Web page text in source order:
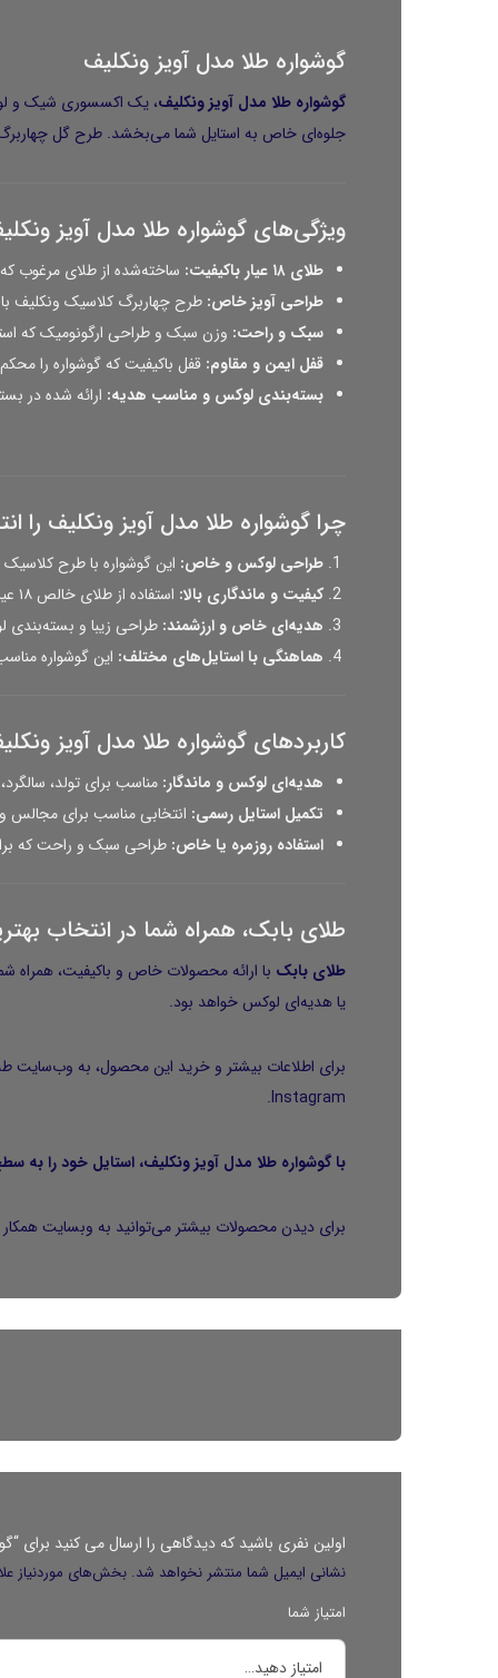
گوشواره طلا مدل آویز ونکلیف
گوشواره طلا مدل آویز ونکلیف، یک اکسسوری شیک و
جلوه‌ای خاص به استایل شما می‌بخشد. طرح گل چهاربرگ
ویژگی‌های گوشواره طلا مدل آویز
طلای ۱۸ عیار باکیفیت:
ساخته‌شده از طلای مرغوب
طراحی آویز خاص: طرح چهاربرگ کلاسیک ونکلیف
سبک و راحت: وزن سبک و طراحی ارگونومیک که
قفل ایمن و مقاوم: قفل باکیفیت که گوشواره را
بسته‌بندی لوکس و مناسب هدیه: ارائه شده در
چرا گوشواره طلا مدل آویز ونکلیف را
طراحی لوکس و خاص: این گوشواره با طرح
کیفیت و ماندگاری بالا: استفاده از طلای خالص ۱۸ عیار، دوام و جذابیت این گوشواره را تضمین می‌کند.
هدیه‌ای خاص و ارزشمند: طراحی زیبا و بسته‌بندی
هماهنگی با استایل‌های مختلف: این گوشواره
کاربردهای گوشواره طلا مدل آویز
هدیه‌ای لوکس و ماندگار: مناسب برای تولد،
تکمیل استایل رسمی: انتخابی مناسب برای مجالس
استفاده روزمره یا خاص: طراحی سبک و راحت که
طلای بابک، همراه شما در انتخاب
طلای بابک با ارائه محصولات خاص و باکیفیت،
یا هدیه‌ای لوکس خواهد بود.
برای اطلاعات بیشتر و خرید این محصول، به وب‌سایت
Instagram
.
با گوشواره طلا مدل آویز ونکلیف، استایل خود را به
برای دیدن محصولات بیشتر می‌توانید به وبسایت همکار
اولین نفری باشید که دیدگاهی را ارسال می کنید برای
نشانی ایمیل شما منتشر نخواهد شد. بخش‌های موردنیاز
امتیاز شما